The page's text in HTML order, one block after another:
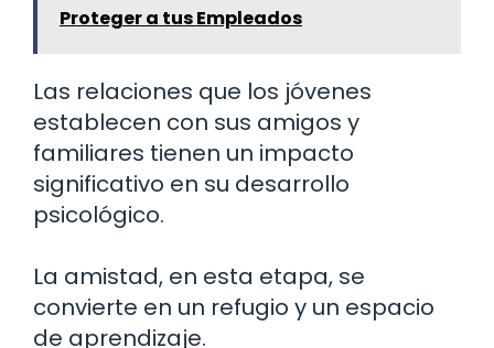
Proteger a tus Empleados
Las relaciones que los jóvenes
establecen con sus amigos y
familiares tienen un impacto
significativo en su desarrollo
psicológico.
La amistad, en esta etapa, se
convierte en un refugio y un espacio
de aprendizaje.